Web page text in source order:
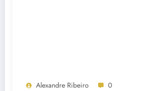
Alexandre Ribeiro 0